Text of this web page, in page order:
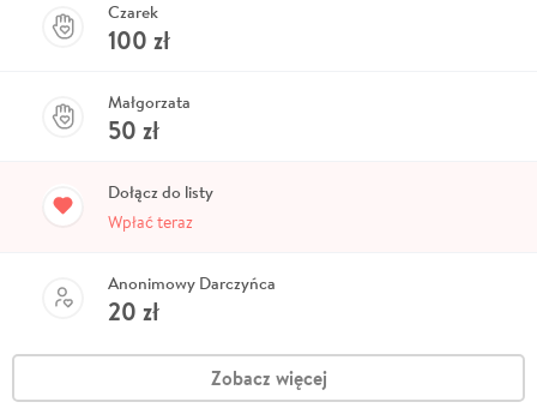
Czarek
100 zł
Małgorzata
50 zł
Dołącz do listy
Wpłać teraz
Anonimowy Darczyńca
20 zł
Zobacz więcej